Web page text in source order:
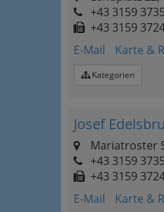
+43 3159 3735
+43 3159
E-Mail
Karte &
Kategorien
Josef
Mariatroster
+43 3159 3735
+43 3159
E-Mail
Karte &